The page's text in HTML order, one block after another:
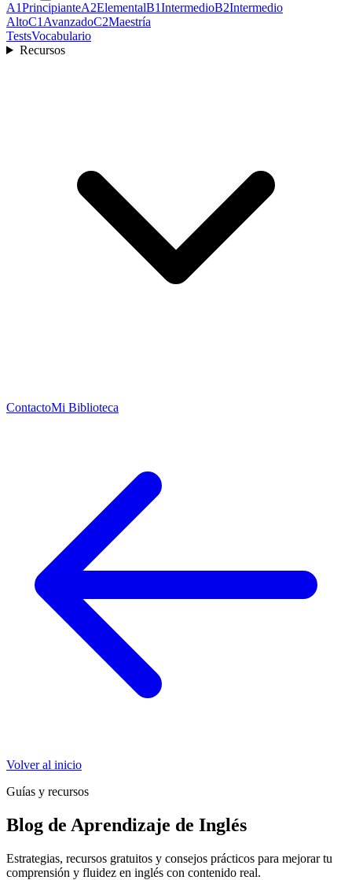
A1PrincipianteA2ElementalB1IntermedioB2Intermedio
AltoC1 AvanzadoC2Maestría
TestsVocabulario
Recursos
ContactoMi Biblioteca
Volver al inicio
Guías y recursos
Blog de Aprendizaje de Inglés
Estrategias, recursos gratuitos y consejos prácticos para mejorar tu
comprensión y fluidez en inglés con contenido real.